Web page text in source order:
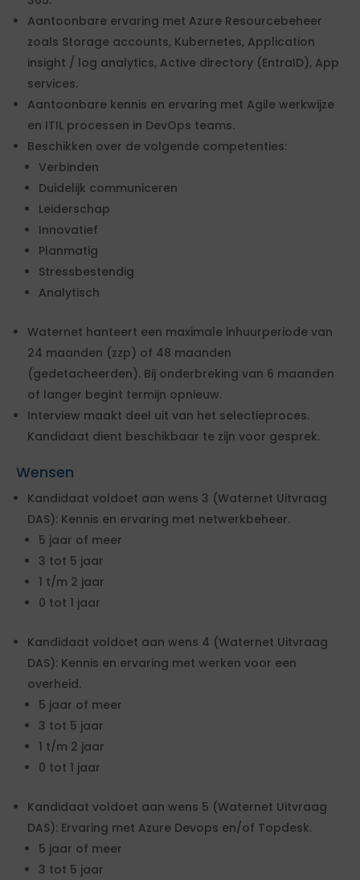
Aantoonbare ervaring met Azure Resourcebeheer
zoals Storage accounts, Kubernetes, Application
insight / log analytics, Active directory (EntraID), App
services.
Aantoonbare kennis en ervaring met Agile werkwijze
en ITIL processen in DevOps teams.
Beschikken over de volgende competenties:
Verbinden
Duidelijk communiceren
Leiderschap
Innovatief
Planmatig
Stressbestendig
Analytisch
Waternet hanteert een maximale inhuurperiode van
24 maanden (zzp) of 48 maanden
(gedetacheerden). Bij onderbreking van 6 maanden
of langer begint termijn opnieuw.
Interview maakt deel uit van het selectieproces.
Kandidaat dient beschikbaar te zijn voor gesprek.
Wensen
Kandidaat voldoet aan wens 3 (Waternet Uitvraag
DAS): Kennis en ervaring met netwerkbeheer.
5 jaar of meer
3 tot 5 jaar
1 t/m 2 jaar
0 tot 1 jaar
Kandidaat voldoet aan wens 4 (Waternet Uitvraag
DAS): Kennis en ervaring met werken voor een
overheid.
5 jaar of meer
3 tot 5 jaar
1 t/m 2 jaar
0 tot 1 jaar
Kandidaat voldoet aan wens 5 (Waternet Uitvraag
DAS): Ervaring met Azure Devops en/of Topdesk.
5 jaar of meer
3 tot 5 jaar